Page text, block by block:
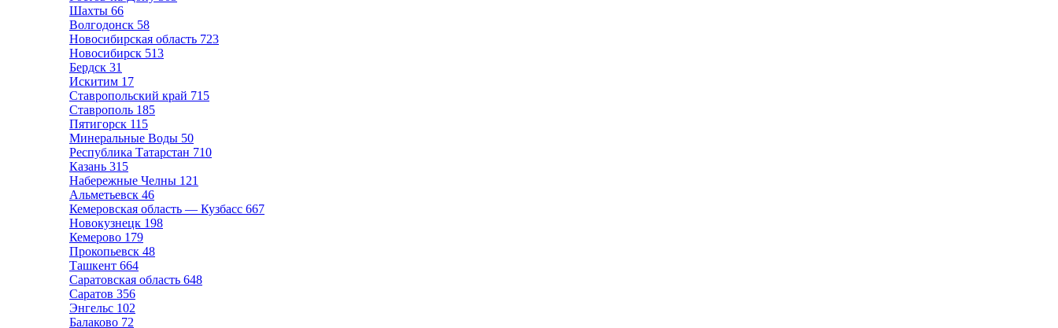
Шахты 66
Волгодонск 58
Новосибирская область 723
Новосибирск 513
Бердск 31
Искитим 17
Ставропольский край 715
Ставрополь 185
Пятигорск 115
Минеральные Воды 50
Республика Татарстан 710
Казань 315
Набережные Челны 121
Альметьевск 46
Кемеровская область — Кузбасс 667
Новокузнецк 198
Кемерово 179
Прокопьевск 48
Ташкент 664
Саратовская область 648
Саратов 356
Энгельс 102
Балаково 72